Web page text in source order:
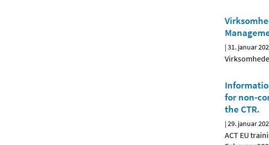
|31. januar
for non-
the CTR.
|29. januar
ACT EU